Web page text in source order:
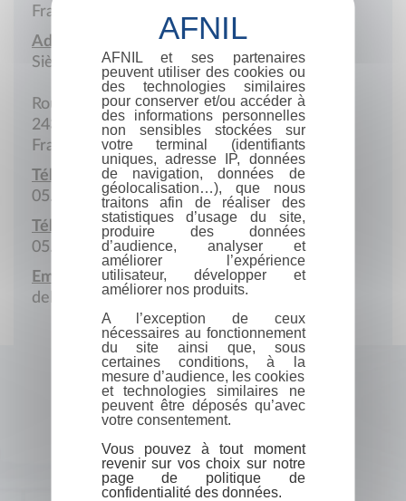
France
Adresse :
Siège social
Route de Piégut
24300 Nontron
France
Téléphone :
05.53.56.34.33
Télécopie :
05.53.60.52.41
Email :
deltaconcept.france@wanadoo.fr
AFNIL et ses partenaires
peuvent utiliser des cookies ou
des technologies similaires
pour conserver et/ou accéder à
des informations personnelles
non sensibles stockées sur
votre terminal (identifiants
uniques, adresse IP, données
de navigation, données de
géolocalisation…), que nous
traitons afin de réaliser des
statistiques d’usage du site,
produire des données
d’audience, analyser et
améliorer l’expérience
utilisateur, développer et
améliorer nos produits.
A l’exception de ceux
nécessaires au fonctionnement
du site ainsi que, sous
certaines conditions, à la
mesure d’audience, les cookies
et technologies similaires ne
peuvent être déposés qu’avec
votre consentement.
Vous pouvez à tout moment
revenir sur vos choix sur notre
page de politique de
confidentialité des données.